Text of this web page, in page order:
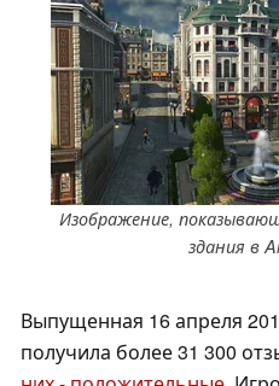
Изображение,
здания в
Выпущенная 16 апреля
получила более 31 300